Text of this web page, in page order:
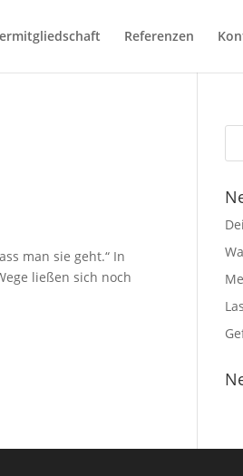
Referenzen
man sie geht.“ In
ließen sich noch